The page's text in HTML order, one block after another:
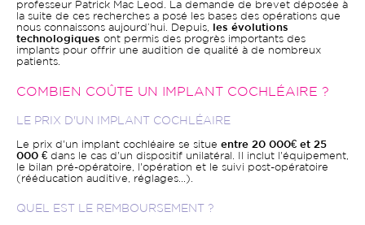
professeur Patrick Mac Leod. La demande de brevet déposée à
la suite de ces recherches a posé les bases des opérations que
nous connaissons aujourd’hui. Depuis,
les évolutions
technologiques ont permis des progrès importants des
implants pour offrir une audition de qualité à de nombreux
patients.
COMBIEN COÛTE UN IMPLANT COCHLÉAIRE ?
LE PRIX D'UN IMPLANT COCHLÉAIRE
Le prix d'un implant cochléaire se situe entre 20 000€ et 25
000 € dans le cas d'un dispositif unilatéral. Il inclut l'équipement,
le bilan pré-opératoire, l'opération et le suivi post-opératoire
(rééducation auditive, réglages...).
QUEL EST LE REMBOURSEMENT ?